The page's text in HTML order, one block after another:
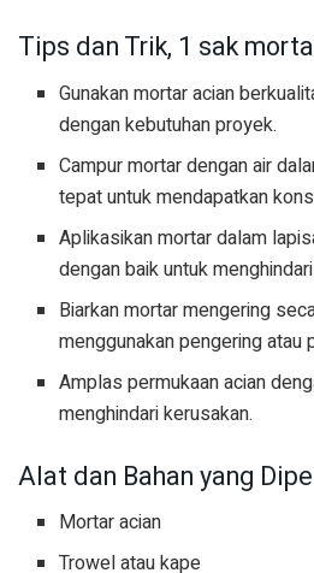
Tips dan Trik, 1 sak
Gunakan mortar acian
dengan kebutuhan proyek.
Campur mortar dengan air
tepat untuk mendapatkan
Aplikasikan mortar dalam
dengan baik untuk
Biarkan mortar mengering
menggunakan pengering atau
Amplas permukaan acian
menghindari kerusakan.
Alat dan Bahan yang
Mortar acian
Trowel atau kape